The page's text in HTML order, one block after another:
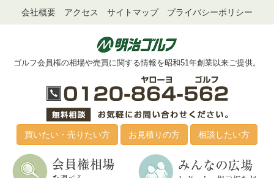
会社概要 アクセス サイトマップ プライバシーポリシー
ゴルフ会員権の相場や売買に関する情報を昭和51年創業以来ご提供。
買いたい・売りたい方 お見積りの方 相談したい方